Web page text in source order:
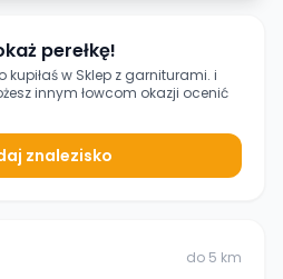
perełkę!
kupiłaś w Sklep z garniturami. i
innym łowcom okazji ocenić
znalezisko
do 5 km